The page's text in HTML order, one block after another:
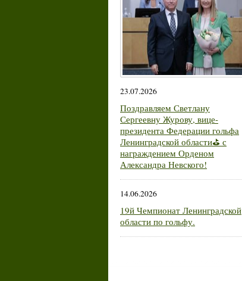
23.07.2026
Поздравляем Светлану
Сергеевну Журову, вице-
президента Федерации гольфа
Ленинградской области⛳ с
награждением Орденом
Александра Невского!
14.06.2026
19й Чемпионат Ленинградской
области по гольфу.